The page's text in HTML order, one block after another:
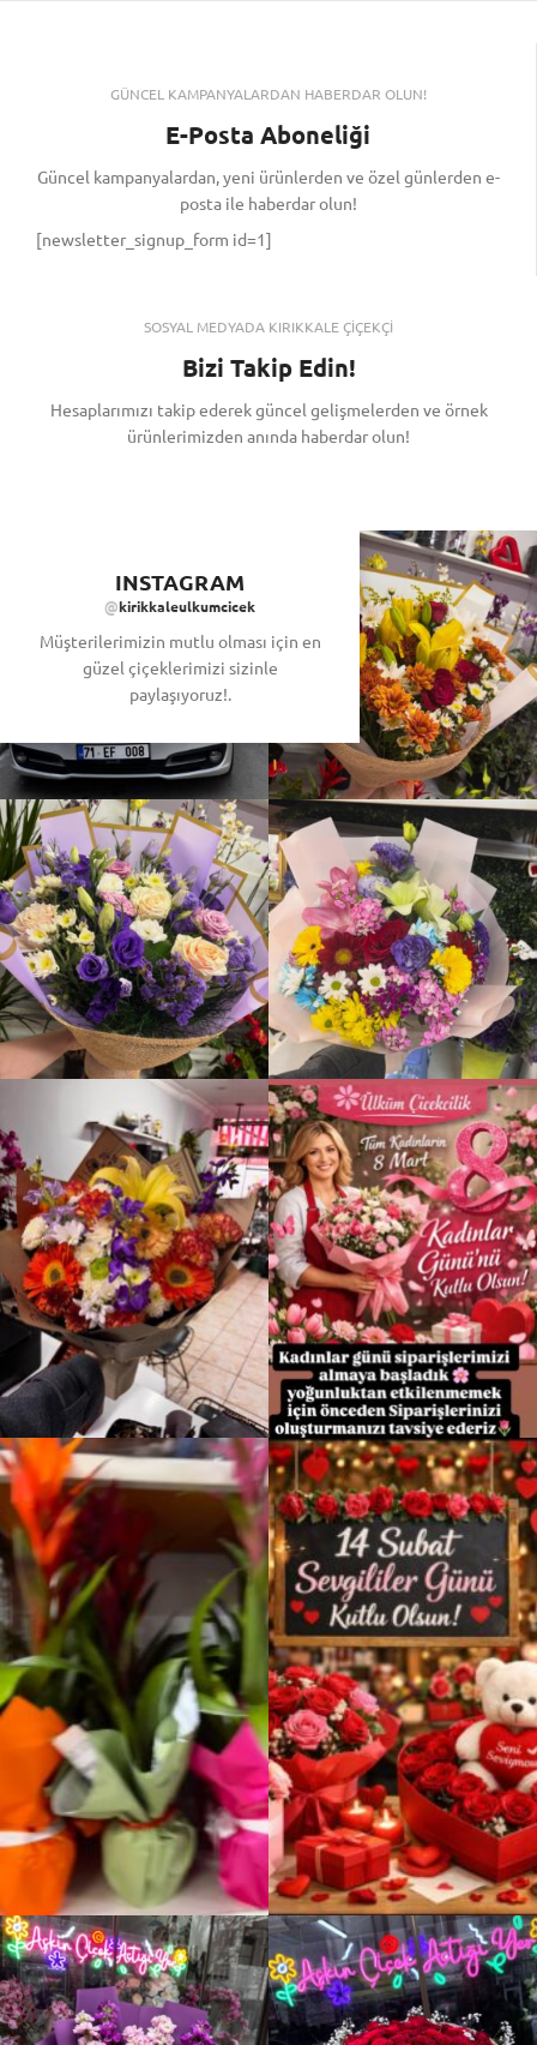
GÜNCEL KAMPANYALARDAN HABERDAR OLUN!
E-Posta Aboneliği
Güncel kampanyalardan, yeni ürünlerden ve özel günlerden e-
posta ile haberdar olun!
[newsletter_signup_form id=1]
SOSYAL MEDYADA KIRIKKALE ÇİÇEKÇİ
Bizi Takip Edin!
Hesaplarımızı takip ederek güncel gelişmelerden ve örnek
ürünlerimizden anında haberdar olun!
INSTAGRAM
@kirikkaleulkumcicek
Müşterilerimizin mutlu olması için en
güzel çiçeklerimizi sizinle
paylaşıyoruz!.